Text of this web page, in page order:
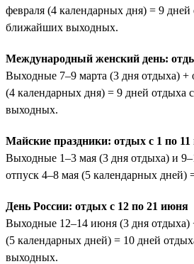
февраля (4 календарных дня) = 9 дней
ближайших выходных.
Международный женский день:
Выходные 7–9 марта (3 дня отдыха) +
(4 календарных дня) = 9 дней отдыха
выходных.
Майские праздники: отдых с 1 по 11
Выходные 1–3 мая (3 дня отдыха) и
отпуск 4–8 мая (5 календарных дней)
День России: отдых с 12 по 21 июня
Выходные 12–14 июня (3 дня отдыха)
(5 календарных дней) = 10 дней
выходных.